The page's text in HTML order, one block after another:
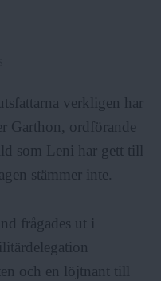
verkligen har
Garthon, ordförande
som Leni har gett till
stämmer inte.
frågades ut i
och en löjtnant till